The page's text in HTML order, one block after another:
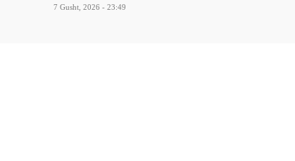
7 Gusht, 2026 - 23:49